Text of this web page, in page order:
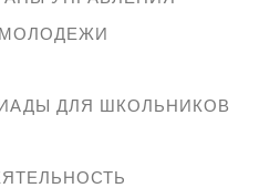
ДЛЯ ШКОЛЬНИКОВ